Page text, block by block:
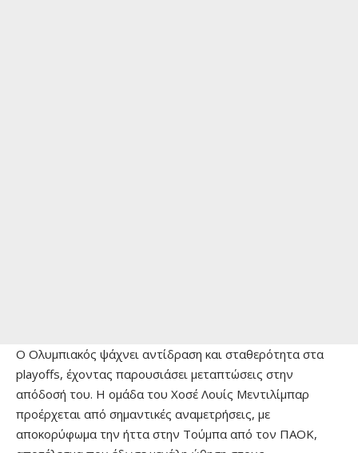
Ο Ολυμπιακός ψάχνει αντίδραση και σταθερότητα στα
playoffs, έχοντας παρουσιάσει μεταπτώσεις στην
απόδοσή του. Η ομάδα του Χοσέ Λουίς Μεντιλίμπαρ
προέρχεται από σημαντικές αναμετρήσεις, με
αποκορύφωμα την ήττα στην Τούμπα από τον ΠΑΟΚ,